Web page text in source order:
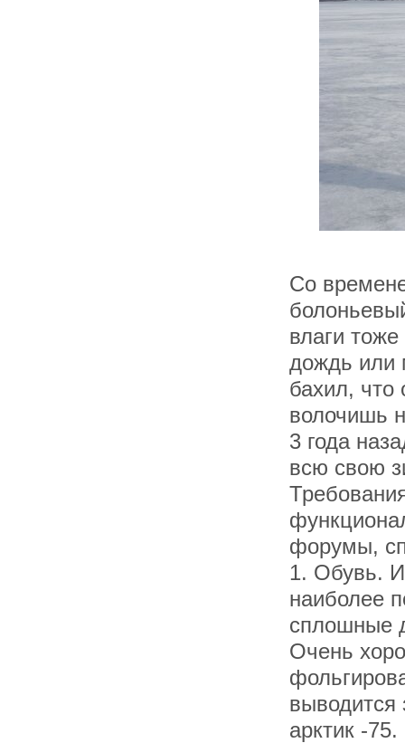
Со
влаги
дождь или
бахил, что
волочишь
3 года
всю свою
форумы,
1. Обувь.
наиболее
сплошные
Очень
выводится
арктик -